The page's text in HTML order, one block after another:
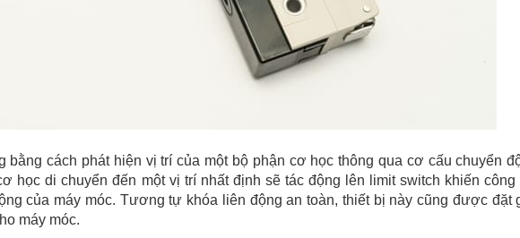
bằng cách phát hiện vị trí của một bộ phận cơ học thông qua cơ cấu chuyển
học di chuyển đến một vị trí nhất định sẽ tác động lên limit switch khiến công
của máy móc. Tương tự khóa liên động an toàn, thiết bị này cũng được đặt
máy móc.